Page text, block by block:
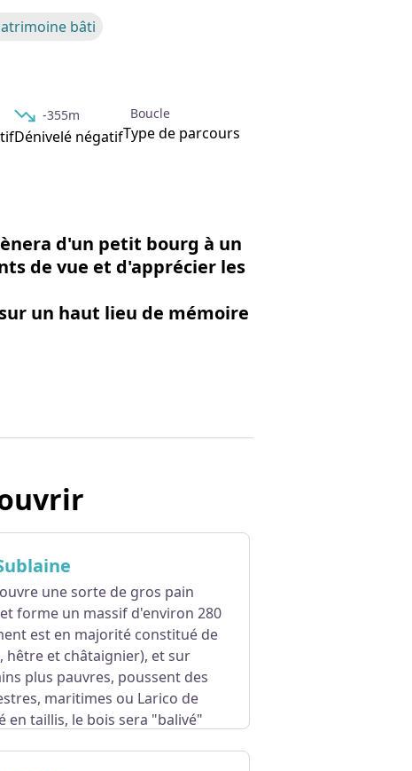
bâti
-355m
Dénivelé négatif
Boucle
Type de parcours
d'un petit bourg à un
de vue et d'apprécier les
un haut lieu de mémoire
une sorte de gros pain
forme un massif d'environ 280
est en majorité constitué de
hêtre et châtaignier), et sur
plus pauvres, poussent des
maritimes ou Larico de
en taillis, le bois sera "balivé"